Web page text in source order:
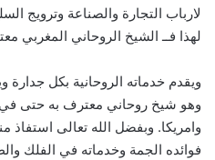
لارباب التجارة والصناعة وترويج
لهذا فــ الشيخ الروحاني
ويقدم خدماته الروحانية بكل
وهو شيخ روحاني معترف به حتى في
وامريكا. وبفضل الله تعالى استفاذ
فوائده الجمة وخدماته في الفلك